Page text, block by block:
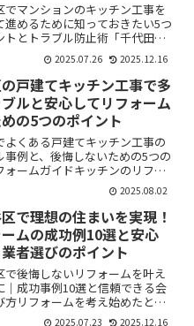
でマンションのキッチン工事を
進めるために知っておきたい5つ
トとトラブル防止術「千代田区
ョンのキッチン工事を検討して
ど、クレームやトラブルが心
もそも工事の流れや注意点が
らなくて不安」と...
2025.07.26 2025.12.16
戸建てキッチン工事で多
ルと安心してリフォーム
の5つのポイント
よくある戸建てキッチン工事の
事例と、後悔しないための5つの
ォームガイドキッチンのリフォ
事を考えているけれど、「トラ
配」「思わぬ出費や故障が起き
しよう」と不安に感じていませ
際に新宿区でキ...
2025.08.02
で理想の住まいを実現！
ムの成功例10選と安心
者選びのポイント
で後悔しないリフォームを叶え
｜成功事例10選と信頼できる会
方リフォームを考え始めたと
の会社に依頼すれば安心？」
2025.07.23 2025.12.16